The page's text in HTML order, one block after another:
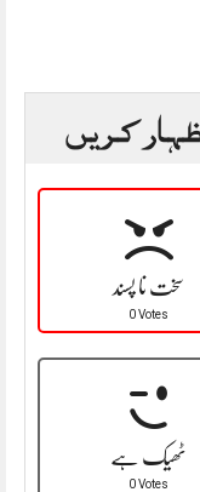
کریں
سخت نا پسند
0 Votes
ٹھیک ہے
0 Votes